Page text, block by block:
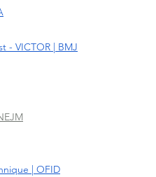
- VICTOR | BMJ
| OFID